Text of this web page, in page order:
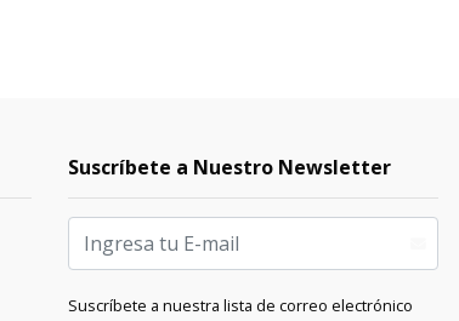
Suscríbete a Nuestro Newsletter
Suscríbete a nuestra lista de correo electrónico